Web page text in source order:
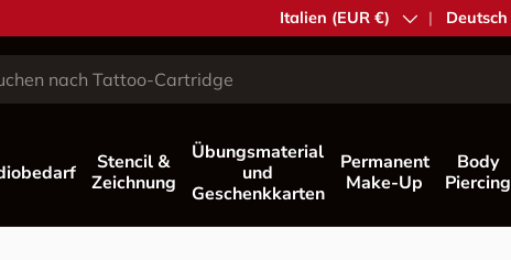
Land/Region
Italien (EUR €) SpracheDeutsch
Stencil &
Zeichnung
Übungsmaterial
und
Geschenkkarten
Permanent
Make-Up
Body
Piercing